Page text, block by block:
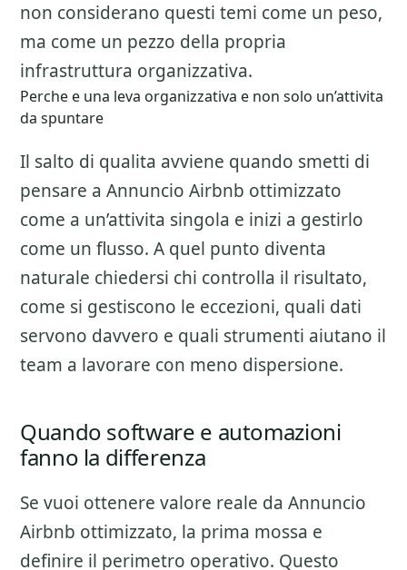
non considerano questi temi come un peso,
ma come un pezzo della propria
infrastruttura organizzativa.
Perche e una leva organizzativa e non solo un’attivita
da spuntare
Il salto di qualita avviene quando smetti di
pensare a Annuncio Airbnb ottimizzato
come a un’attivita singola e inizi a gestirlo
come un flusso. A quel punto diventa
naturale chiedersi chi controlla il risultato,
come si gestiscono le eccezioni, quali dati
servono davvero e quali strumenti aiutano il
team a lavorare con meno dispersione.
Quando software e automazioni
fanno la differenza
Se vuoi ottenere valore reale da Annuncio
Airbnb ottimizzato, la prima mossa e
definire il perimetro operativo. Questo